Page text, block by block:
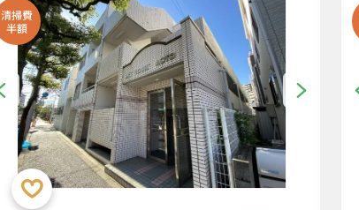
清掃費
半額